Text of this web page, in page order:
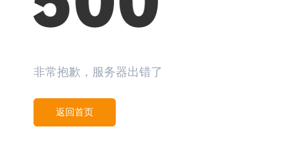
非常抱歉，服务器出错了
返回首页